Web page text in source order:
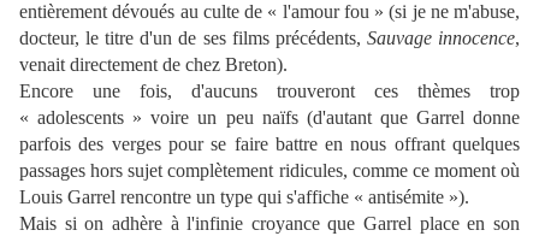
entièrement dévoués au culte de « l'amour fou » (si je ne m'abuse,
docteur, le titre d'un de ses films précédents, Sauvage innocence,
venait directement de chez Breton).
Encore une fois, d'aucuns trouveront ces thèmes trop
« adolescents » voire un peu naïfs (d'autant que Garrel donne
parfois des verges pour se faire battre en nous offrant quelques
passages hors sujet complètement ridicules, comme ce moment où
Louis Garrel rencontre un type qui s'affiche « antisémite »).
Mais si on adhère à l'infinie croyance que Garrel place en son